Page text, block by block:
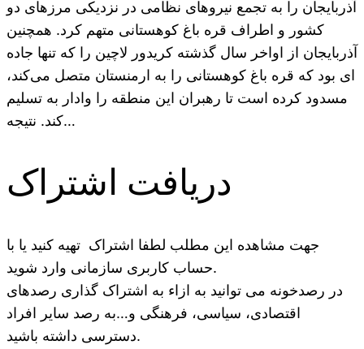
آذربایجان را به تجمع نیروهای نظامی در نزدیکی مرزهای دو
کشور و اطراف قره باغ کوهستانی متهم کرد. همچنین
آذربایجان از اواخر سال گذشته کریدور لاچین را که تنها جاده
ای بود که قره باغ کوهستانی را به ارمنستان متصل می‌کند،
مسدود کرده است تا رهبران این منطقه را وادار به تسلیم
کند. نتیجه…
دریافت اشتراک
جهت مشاهده این مطلب لطفا اشتراک تهیه کنید یا با
حساب کاربری سازمانی وارد شوید.
در رصدخونه می توانید به ازاء به اشتراک گذاری رصدهای
اقتصادی، سیاسی، فرهنگی و…به رصد سایر افراد
دسترسی داشته باشید.